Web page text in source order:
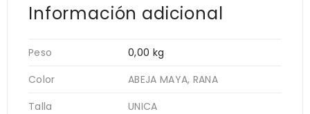
Información adicional
Peso
0,00 kg
Color
ABEJA MAYA, RANA
Talla
UNICA